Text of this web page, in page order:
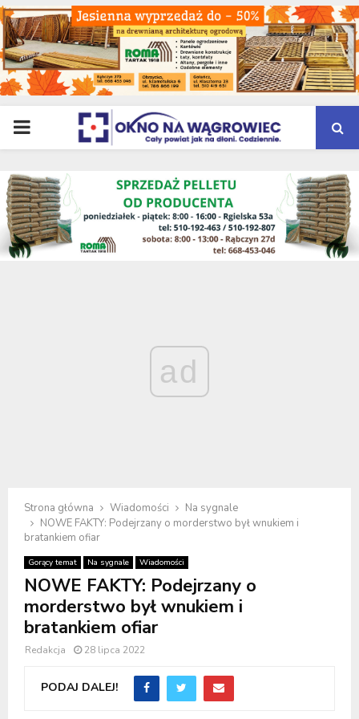
PRIMARY
MENU
ad
Strona główna Wiadomości
Na sygnale
NOWE FAKTY: Podejrzany o morderstwo był wnukiem i
bratankiem ofiar
Gorący temat Na sygnale Wiadomości
NOWE FAKTY: Podejrzany o
morderstwo był wnukiem i
bratankiem ofiar
Redakcja 28 lipca 2022
PODAJ DALEJ!